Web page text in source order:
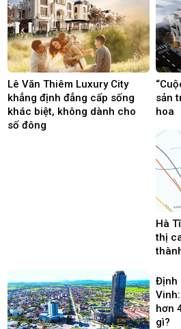
Lê Văn Thiêm Luxury City
khẳng định đẳng cấp sống
khác biệt, không dành cho
số đông
sản
hoa
Hà
thị
Định
hơn
gì?